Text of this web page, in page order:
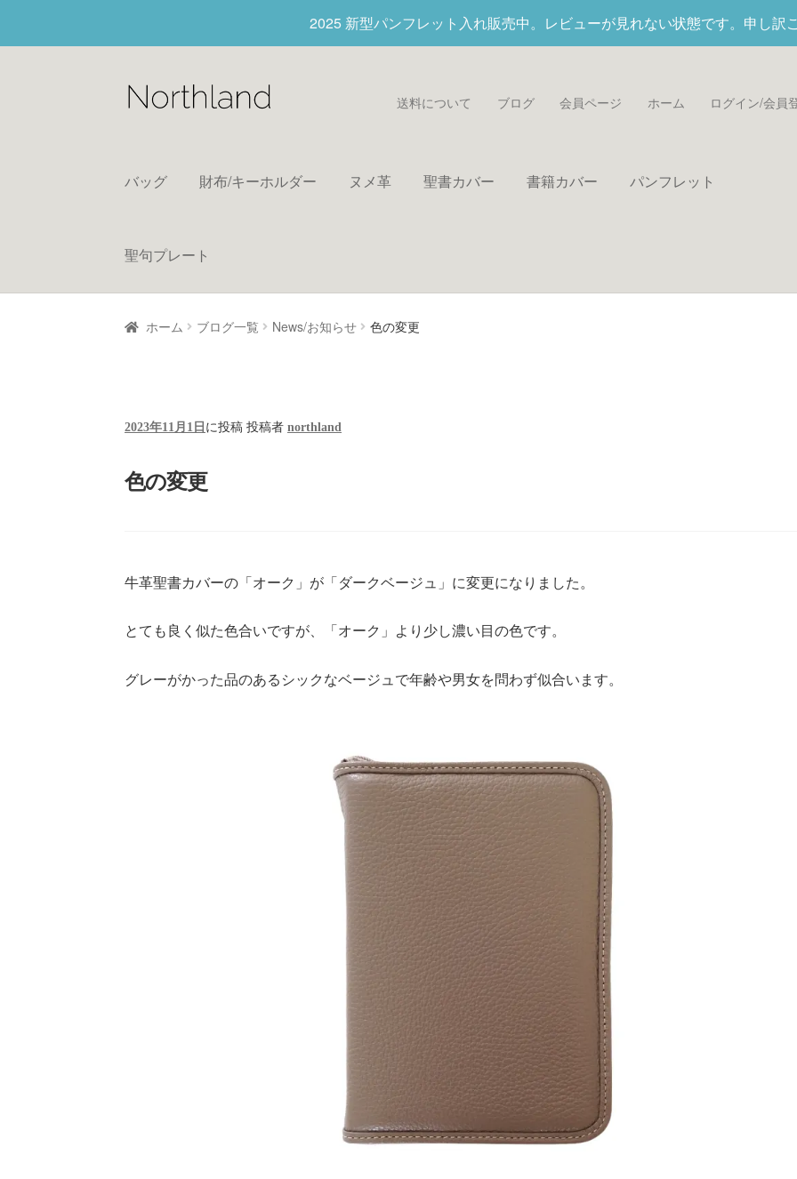
2025 新型パンフレット入れ販売中。レビューが見れない状態です。申し訳
送料について ブログ 会員ページ ホーム ログイン/会員
バッグ 財布/キーホルダー ヌメ革 聖書カバー 書籍カバー パンフレット
聖句プレート
ホーム ブログ一覧 News/お知らせ 色の変更
2023年11月1日 に投稿 投稿者northland
色の変更
牛革聖書カバーの「オーク」が「ダークベージュ」に変更になりました。
とても良く似た色合いですが、「オーク」より少し濃い目の色です。
グレーがかった品のあるシックなベージュで年齢や男女を問わず似合います。